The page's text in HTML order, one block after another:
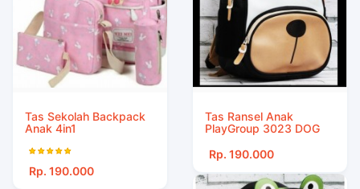
Tas Sekolah Backpack
Anak 4in1
Rp. 190.000
Tas Ransel Anak
PlayGroup 3023 DOG
Rp. 190.000